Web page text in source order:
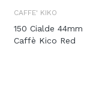
CAFFE' KIKO
150 Cialde 44mm
Caffè Kico Red